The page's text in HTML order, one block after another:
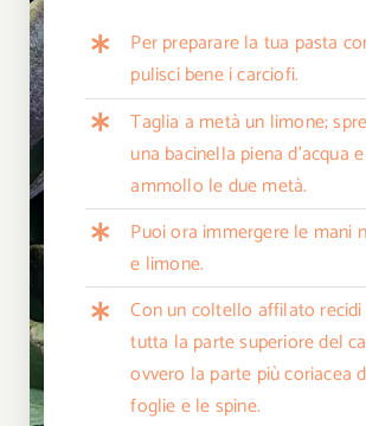
Per preparare la tua pasta
pulisci bene i carciofi.
Taglia a metà un limone;
una bacinella piena d’acqua
ammollo le due metà.
Puoi ora immergere le mani
e limone.
Con un coltello affilato
tutta la parte superiore del
ovvero la parte più coriacea
foglie e le spine.